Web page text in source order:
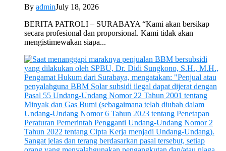
By adminJuly 18, 2026
BERITA PATROLI – SURABAYA “Kami akan bersikap
secara profesional dan proporsional. Kami tidak akan
mengistimewakan siapa...